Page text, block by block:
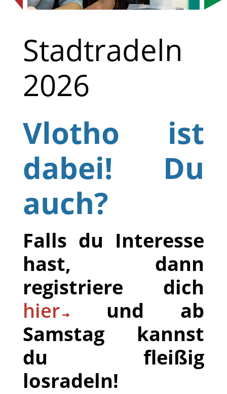
Stadtradeln
2026
Vlotho ist
dabei! Du
auch?
Falls du Interesse
hast, dann
registriere dich
hier
und ab
Samstag kannst
du fleißig
losradeln!